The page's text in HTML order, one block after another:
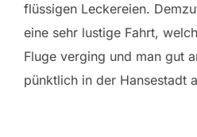
flüssigen Leckereien.
eine sehr lustige Fahrt,
Fluge verging und man gut
pünktlich in der Hansestadt